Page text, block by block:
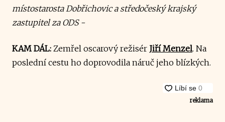
místostarosta Dobřichovic a středočeský krajský
zastupitel za ODS -
KAM DÁL: Zemřel oscarový režisér Jiří Menzel. Na
poslední cestu ho doprovodila náruč jeho blízkých.
reklama